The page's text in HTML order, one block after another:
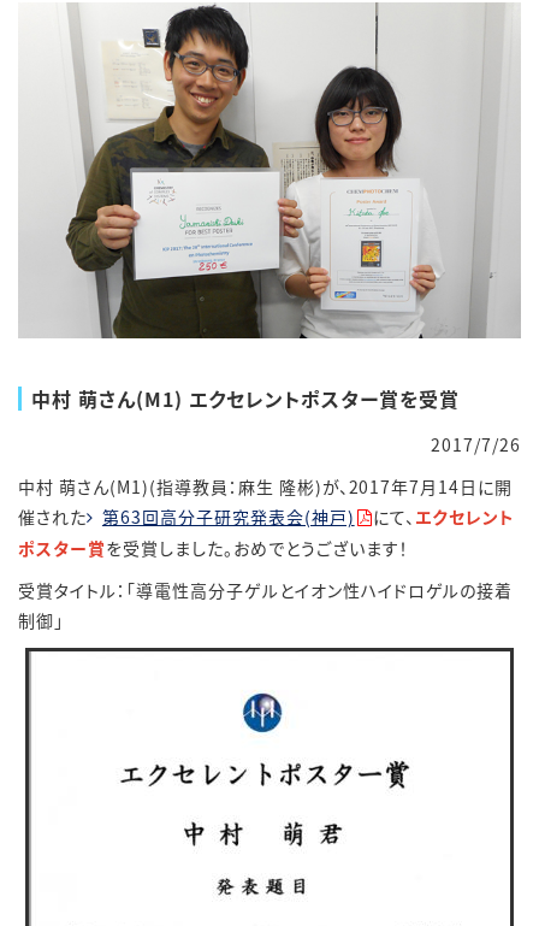
中村 萌さん(M1) エクセレントポスター賞を受賞
2017/7/26
中村 萌さん(M1)(指導教員：麻生 隆彬)が、2017年7月14日に開
催された
第63回高分子研究発表会(神戸) にて、 エクセレント
ポスター賞を受賞しました。おめでとうございます！
受賞タイトル：「導電性高分子ゲルとイオン性ハイドロゲルの接着
制御」